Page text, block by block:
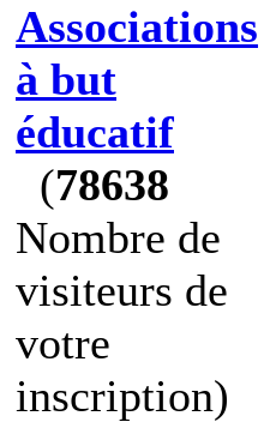
Associations
à but
éducatif
(78638
Nombre de
visiteurs de
votre
inscription)